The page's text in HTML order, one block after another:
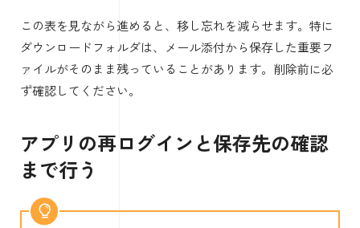
この表を見ながら進めると、移し忘れを減らせます。特に
ダウンロードフォルダは、メール添付から保存した重要フ
ァイルがそのまま残っていることがあります。削除前に必
ず確認してください。
アプリの再ログインと保存先の確認
まで行う